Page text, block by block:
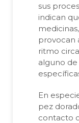
sus
indican
provocan
ritmo
alguno de
En
pez
contacto